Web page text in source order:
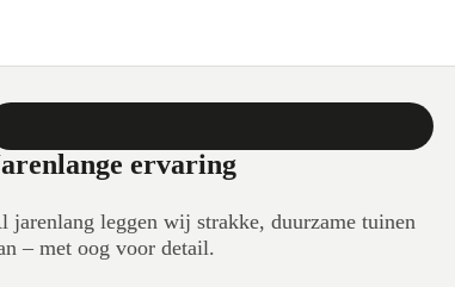
ervaring
jarenlang leggen wij strakke, duurzame tuinen
– met oog voor detail.